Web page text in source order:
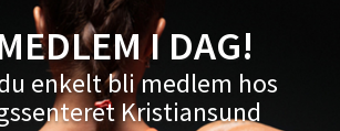
I DAG!
enkelt bli medlem hos
Kristiansund